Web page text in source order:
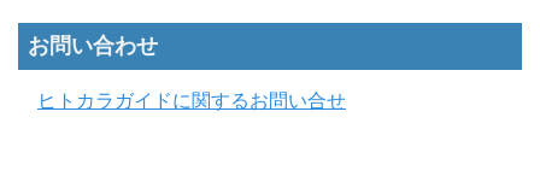
お問い合わせ
ヒトカラガイドに関するお問い合せ